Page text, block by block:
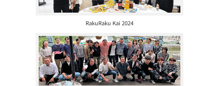
2024 RakuRaku Kai